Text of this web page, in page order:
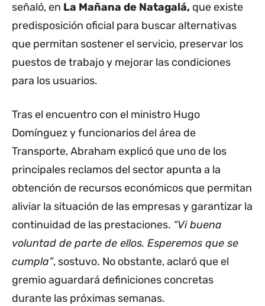
señaló, en La Mañana de Natagalá, que existe
predisposición oficial para buscar alternativas
que permitan sostener el servicio, preservar los
puestos de trabajo y mejorar las condiciones
para los usuarios.
Tras el encuentro con el ministro Hugo
Domínguez y funcionarios del área de
Transporte, Abraham explicó que uno de los
principales reclamos del sector apunta a la
obtención de recursos económicos que permitan
aliviar la situación de las empresas y garantizar la
continuidad de las prestaciones. “Vi buena
voluntad de parte de ellos. Esperemos que se
cumpla”, sostuvo. No obstante, aclaró que el
gremio aguardará definiciones concretas
durante las próximas semanas.